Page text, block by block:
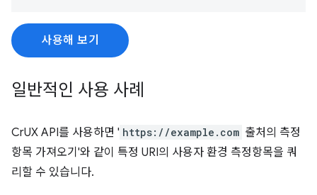
사용해 보기
일반적인 사용 사례
CrUX API를 사용하면 ' https://example.com 출처의 측정
항목 가져오기'와 같이 특정 URI의 사용자 환경 측정항목을 쿼
리할 수 있습니다.